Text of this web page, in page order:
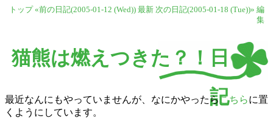
トップ «前の日記(2005-01-12 (Wed)) 最新 次の日記(2005-01-18 (Tue))» 編
集
猫熊は燃えつきた？！日
記
最近なんにもやっていませんが、なにかやったら こちらに置
くようにしています。